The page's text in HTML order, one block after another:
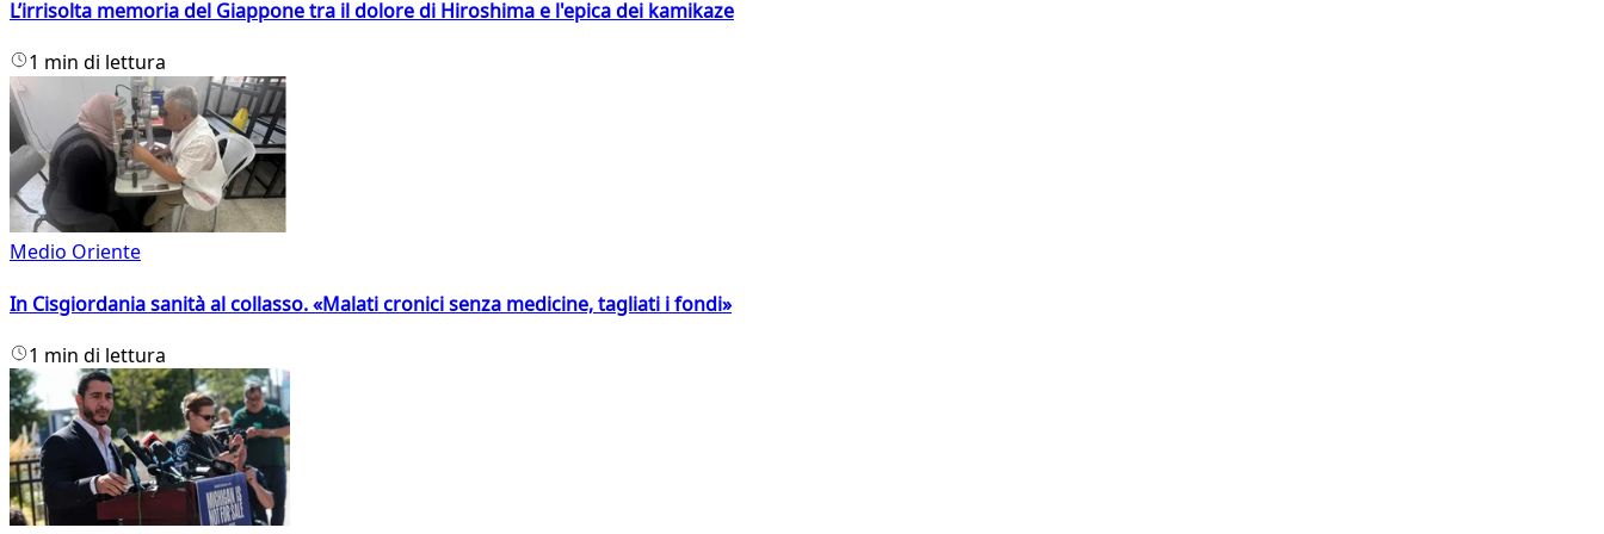
L’irrisolta memoria del Giappone tra il dolore di Hiroshima e l'epica dei kamikaze
1 min di lettura
Medio Oriente
In Cisgiordania sanità al collasso. «Malati cronici senza medicine, tagliati i fondi»
1 min di lettura